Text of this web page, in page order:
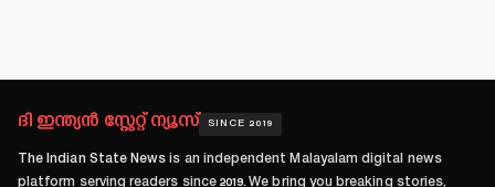
ദി ഇന്ത്യൻ സ്റ്റേറ്റ് ന്യൂസ് SINCE 2019
The Indian State News is an independent Malayalam digital news
platform serving readers since 2019. We bring you breaking stories,